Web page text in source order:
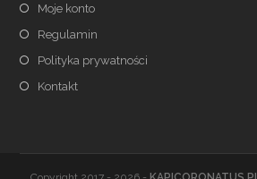
Moje konto
Regulamin
Polityka prywatności
Kontakt